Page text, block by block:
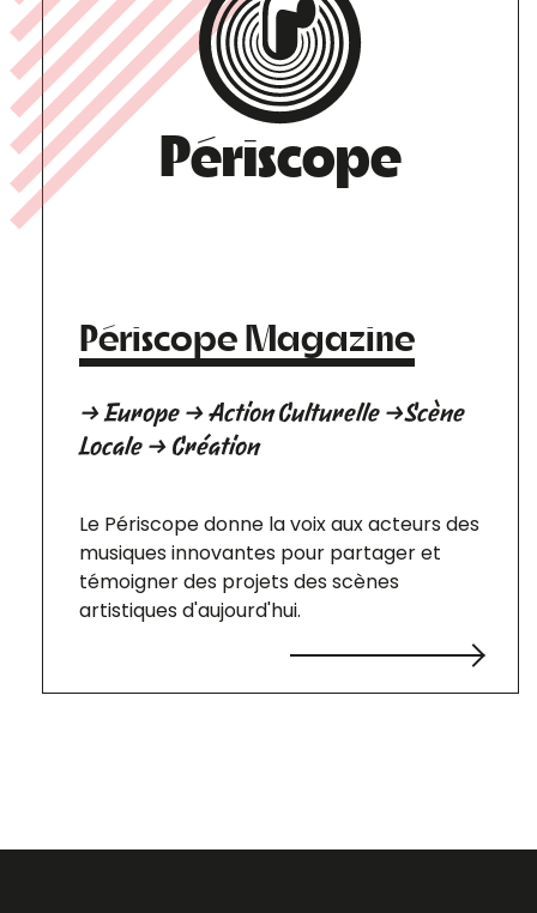
Périscope
Périscope Magazine
→ Europe → Action Culturelle →Scène
Locale → Création
Le Périscope donne la voix aux acteurs des
musiques innovantes pour partager et
témoigner des projets des scènes
artistiques d'aujourd'hui.